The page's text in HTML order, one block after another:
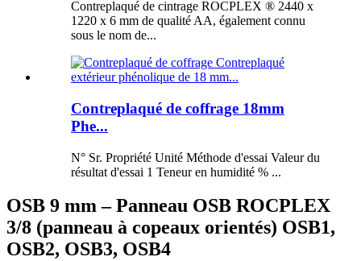
Contreplaqué de cintrage ROCPLEX ® 2440 x
1220 x 6 mm de qualité AA, également connu
sous le nom de...
Contreplaqué de coffrage 18mm
Phe...
N° Sr. Propriété Unité Méthode d'essai Valeur du
résultat d'essai 1 Teneur en humidité % ...
OSB 9 mm – Panneau OSB ROCPLEX
3/8 (panneau à copeaux orientés) OSB1,
OSB2, OSB3, OSB4